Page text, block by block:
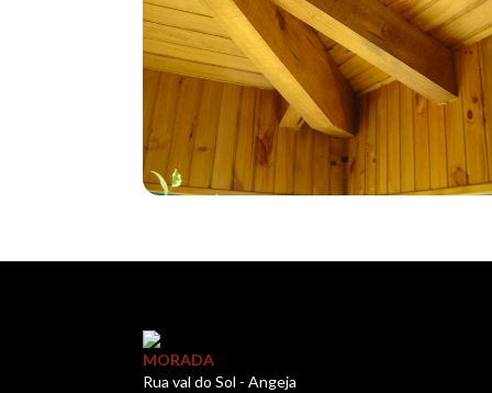
MORADA
Rua val do Sol - Angeja